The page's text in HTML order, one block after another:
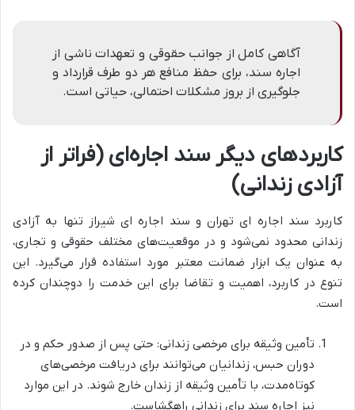
آگاهی کامل از جوانب حقوقی و تعهدات ناشی از
اجاره سند، برای حفظ منافع هر دو طرف قرارداد و
جلوگیری از بروز مشکلات احتمالی، حیاتی است.
کاربردهای دیگر سند اجاره‌ای (فراتر از
آزادی زندانی)
کاربرد سند اجاره ای تهران و سند اجاره ای شیراز تنها به آزادی
زندانی محدود نمی‌شود و در موقعیت‌های مختلف حقوقی و تجاری،
به عنوان یک ابزار ضمانت معتبر مورد استفاده قرار می‌گیرد. این
تنوع در کاربرد، اهمیت و تقاضا برای این خدمت را دوچندان کرده
است.
تأمین وثیقه برای مرخصی زندانی: حتی پس از صدور حکم و در
دوران حبس، زندانیان می‌توانند برای دریافت مرخصی‌های
کوتاه‌مدت، با تأمین وثیقه از زندان خارج شوند. در این موارد
نیز اجاره سند برای زندانی راهگشاست.